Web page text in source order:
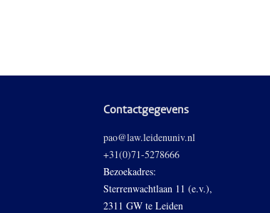
Contactgegevens
pao@law.leidenuniv.nl
+31(0)71-5278666
Bezoekadres:
Sterrenwachtlaan 11 (e.v.),
2311 GW te Leiden